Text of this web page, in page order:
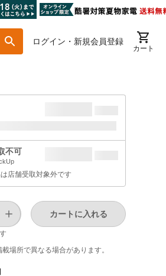
ログイン・新規会員登録
カート
不可
店舗受取対象外です
カートに入れる
場所で​異なる​場合が​あります。